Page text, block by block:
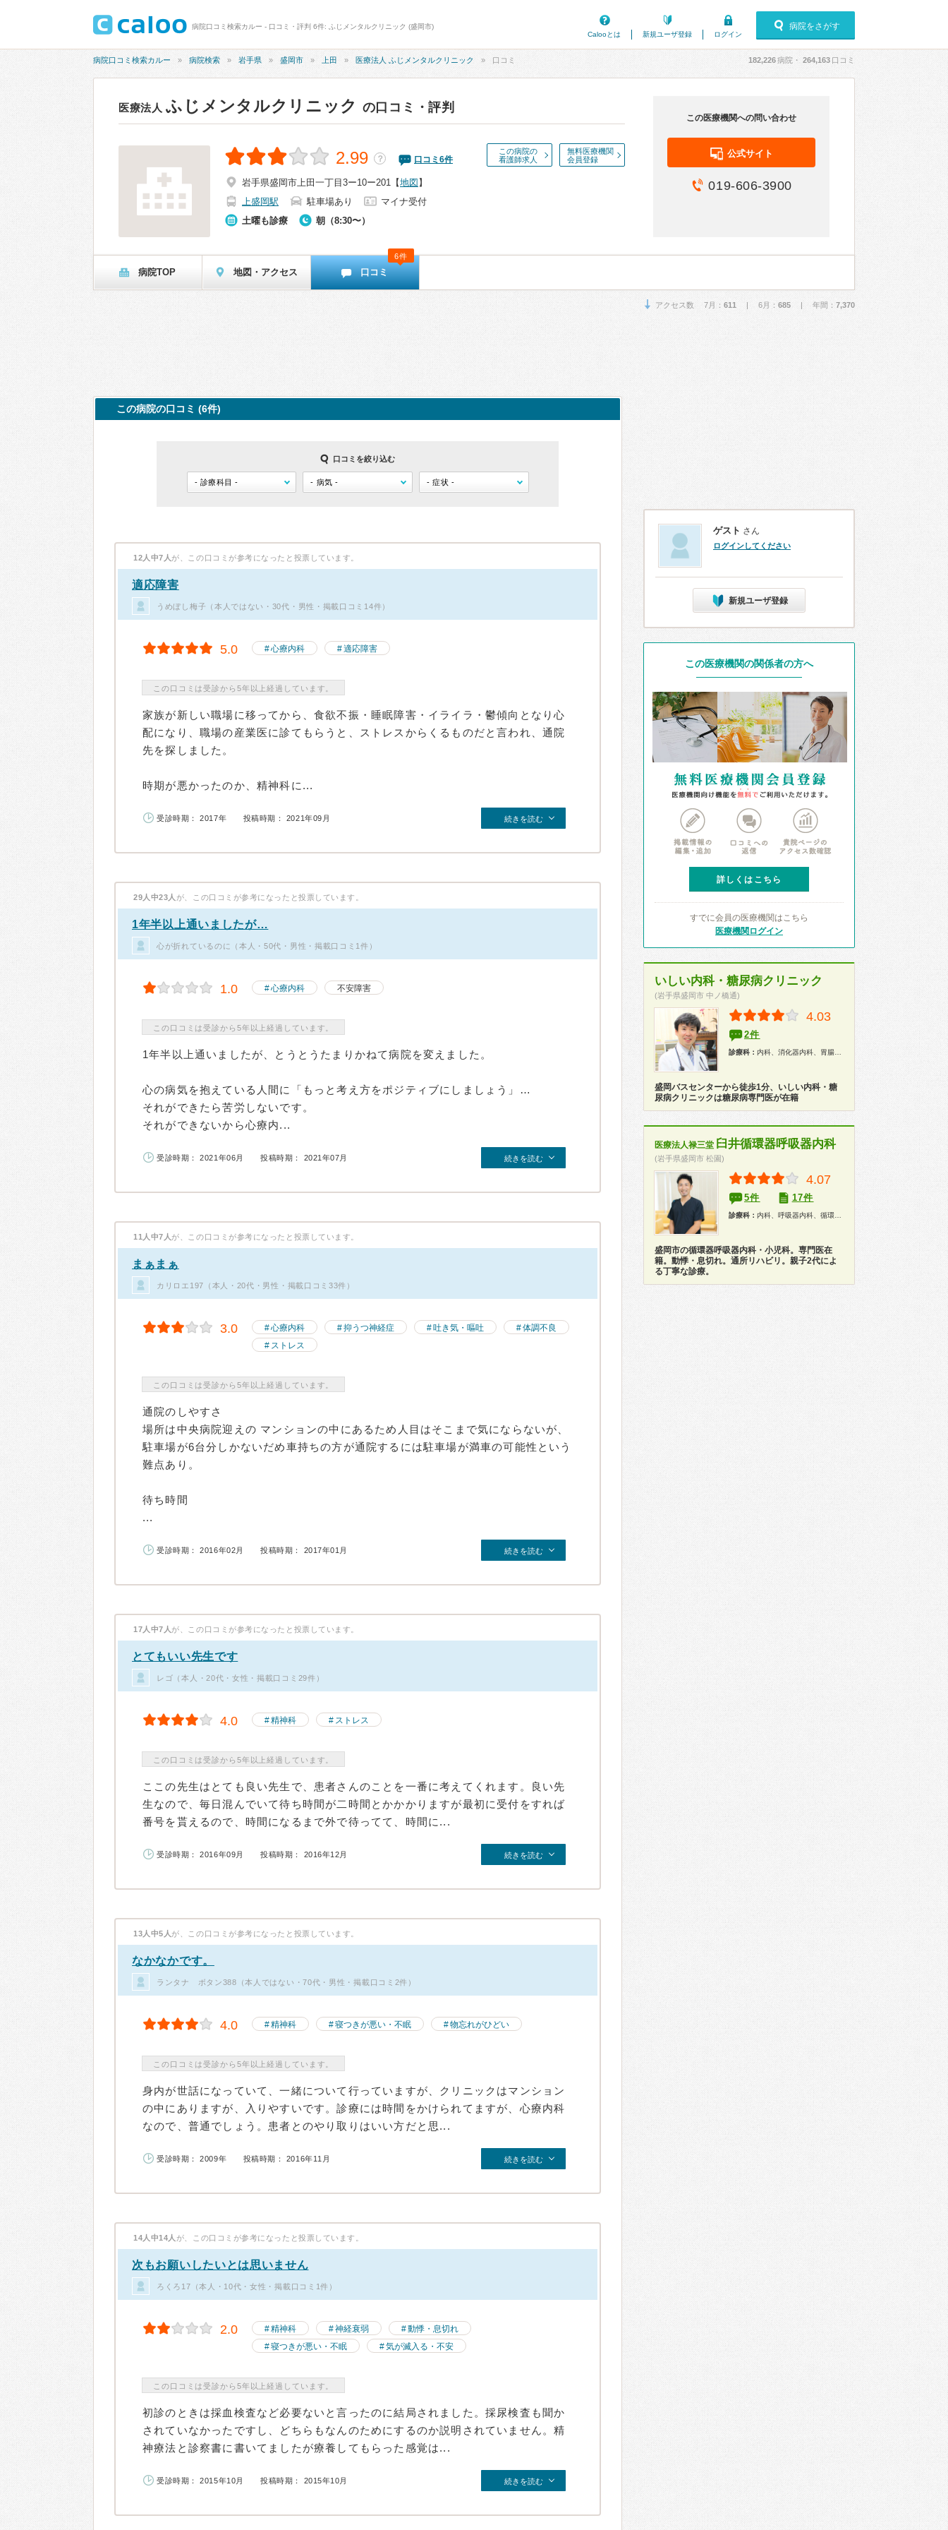
病院口コミ検索カルー - 口コミ・評判 6件: ふじメンタルクリニック (盛岡市)
Calooとは
新規ユーザ登録 ログイン
病院をさがす
病院口コミ検索カルー 病院検索 岩手県 盛岡市 上田 医療法人 ふじメンタルクリニック 口コミ 182,226病院・ 264,163 口コミ
医療法人ふじメンタルクリニック の口コミ・評判
この病院の
看護師求人
無料医療機関
会員登録
2.99 ？ 口コミ 6件
岩手県盛岡市上田一丁目3ー10ー201 【地図 】
上盛岡駅
駐車場あり
マイナ受付
土曜も診療
朝（8:30〜）
この医療機関への問い合わせ
公式サイト
019-606-3900
病院TOP 地図・アクセス 口コミ
6件
アクセス数 7月： 611 | 6月： 685 | 年間： 7,370
この病院の口コミ (6件)
口コミを絞り込む
12人中7人 が、この口コミが参考になったと投票しています。
適応障害
うめぼし梅子（本人ではない・30代・男性・掲載口コミ14件）
5.0 心療内科 適応障害
この口コミは受診から5年以上経過しています。
家族が新しい職場に移ってから、食欲不振・睡眠障害・イライラ・鬱傾向となり心
配になり、職場の産業医に診てもらうと、ストレスからくるものだと言われ、通院
先を探しました。
時期が悪かったのか、精神科に...
受診時期： 2017年 投稿時期： 2021年09月 続きを読む
29人中23人 が、この口コミが参考になったと投票しています。
1年半以上通いましたが…
心が折れているのに（本人・50代・男性・掲載口コミ1件）
1.0 心療内科 不安障害
この口コミは受診から5年以上経過しています。
1年半以上通いましたが、とうとうたまりかねて病院を変えました。
心の病気を抱えている人間に「もっと考え方をポジティブにしましょう」…
それができたら苦労しないです。
それができないから心療内...
受診時期： 2021年06月 投稿時期： 2021年07月 続きを読む
11人中7人 が、この口コミが参考になったと投票しています。
まぁまぁ
カリロエ197（本人・20代・男性・掲載口コミ33件）
3.0 心療内科 抑うつ神経症 吐き気・嘔吐
体調不良
ストレス
この口コミは受診から5年以上経過しています。
通院のしやすさ
場所は中央病院迎えの マンションの中にあるため人目はそこまで気にならないが、
駐車場が6台分しかないだめ車持ちの方が通院するには駐車場が満車の可能性という
難点あり。
待ち時間
...
受診時期： 2016年02月 投稿時期： 2017年01月 続きを読む
17人中7人 が、この口コミが参考になったと投票しています。
とてもいい先生です
レゴ（本人・20代・女性・掲載口コミ29件）
4.0 精神科 ストレス
この口コミは受診から5年以上経過しています。
ここの先生はとても良い先生で、患者さんのことを一番に考えてくれます。良い先
生なので、毎日混んでいて待ち時間が二時間とかかかりますが最初に受付をすれば
番号を貰えるので、時間になるまで外で待ってて、時間に...
受診時期： 2016年09月 投稿時期： 2016年12月 続きを読む
13人中5人 が、この口コミが参考になったと投票しています。
なかなかです。
ランタナ ボタン388（本人ではない・70代・男性・掲載口コミ2件）
4.0 精神科 寝つきが悪い・不眠 物忘れがひどい
この口コミは受診から5年以上経過しています。
身内が世話になっていて、一緒について行っていますが、クリニックはマンション
の中にありますが、入りやすいです。診療には時間をかけられてますが、心療内科
なので、普通でしょう。患者とのやり取りはいい方だと思...
受診時期： 2009年 投稿時期： 2016年11月 続きを読む
14人中14人 が、この口コミが参考になったと投票しています。
次もお願いしたいとは思いません
ろくろ17（本人・10代・女性・掲載口コミ1件）
2.0 精神科 神経衰弱
動悸・息切れ
寝つきが悪い・不眠
気が滅入る・不安
この口コミは受診から5年以上経過しています。
初診のときは採血検査など必要ないと言ったのに結局されました。採尿検査も聞か
されていなかったですし、どちらもなんのためにするのか説明されていません。精
神療法と診察書に書いてましたが療養してもらった感覚は...
受診時期： 2015年10月 投稿時期： 2015年10月 続きを読む
ゲスト さん
ログインしてください
新規ユーザ登録
この医療機関の関係者の方へ
詳しくはこちら
すでに会員の医療機関はこちら
医療機関ログイン
いしい内科・糖尿病クリニック
(岩手県盛岡市 中ノ橋通)
4.03
2件
診療科： 内科、消化器内科、胃腸科、糖尿病科、整形外科
盛岡バスセンターから徒歩1分、いしい内科・糖
尿病クリニックは糖尿病専門医が在籍
医療法人禄三堂 臼井循環器呼吸器内科
(岩手県盛岡市 松園)
4.07
5件 17件
診療科： 内科、呼吸器内科、循環器内科、小児科、健康診断
盛岡市の循環器呼吸器内科・小児科。専門医在
籍。動悸・息切れ。通所リハビリ。親子2代によ
る丁寧な診療。